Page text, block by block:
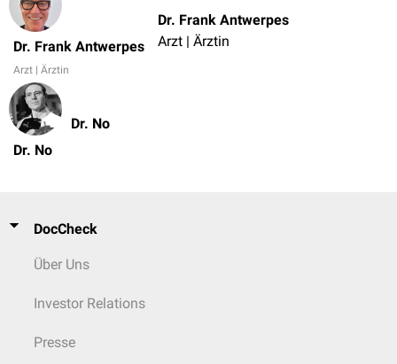
Dr. Frank Antwerpes
Arzt | Ärztin
Dr. Frank Antwerpes
Arzt | Ärztin
Dr. No
Dr. No
DocCheck
Über Uns
Investor Relations
Presse